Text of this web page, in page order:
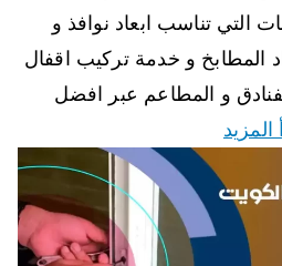
التي تناسب ابعاد نوافذ و
المطابخ و خدمة تركيب اقفال
و المطاعم عبر افضل
المزيد